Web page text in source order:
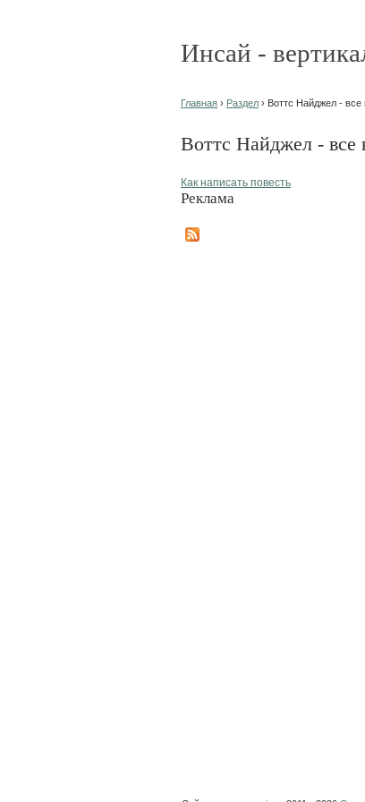
Инсай -
Главная › Раздел › Воттс Найджел - все
Воттс Найджел - все
Как написать повесть
Реклама